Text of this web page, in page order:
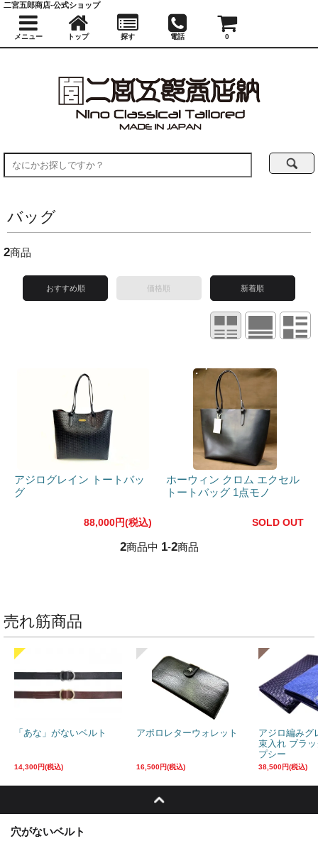
バッグ
2商品
おすすめ順 価格順 新着順
アジログレイン トートバッ
グ
88,000円(税込)
ホーウィン クロム エクセル
トートバッグ 1点モノ
SOLD OUT
2商品中 1-2商品
売れ筋商品
「あな」がないベルト
14,300円(税込)
アポロレターウォレット
16,500円(税込)
アジロ編みグ
束入れ ブラ
プシー
38,500円(税込)
穴がないベルト
二宮五郎商店-公式ショップ
メニュー トップ 探す 電話 0